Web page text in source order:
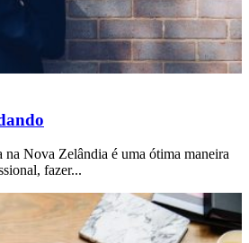
na Nova Zelândia é uma ótima maneira
fazer...